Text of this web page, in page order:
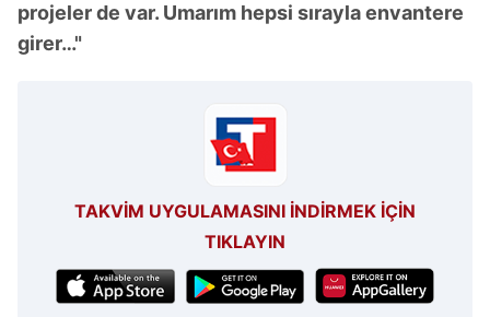
projeler de var. Umarım hepsi sırayla envantere
girer…"
TAKVİM UYGULAMASINI İNDİRMEK İÇİN
TIKLAYIN